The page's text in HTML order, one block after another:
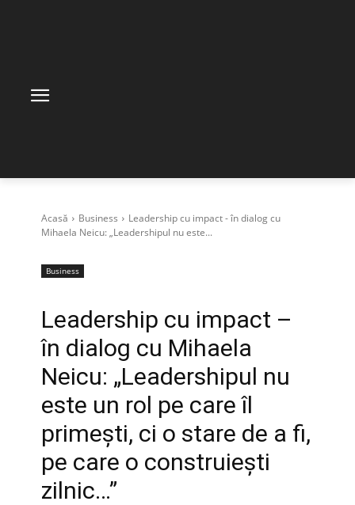
Acasă Business
Leadership cu impact - în dialog cu
Mihaela Neicu: „Leadershipul nu este...
Business
Leadership cu impact –
în dialog cu Mihaela
Neicu: „Leadershipul nu
este un rol pe care îl
primești, ci o stare de a fi,
pe care o construiești
zilnic…”